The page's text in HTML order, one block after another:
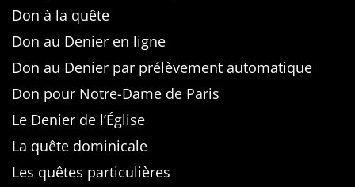
Don à la quête
Don au Denier en ligne
Don au Denier par prélèvement automatique
Don pour Notre-Dame de Paris
Le Denier de l’Église
La quête dominicale
Les quêtes particulières